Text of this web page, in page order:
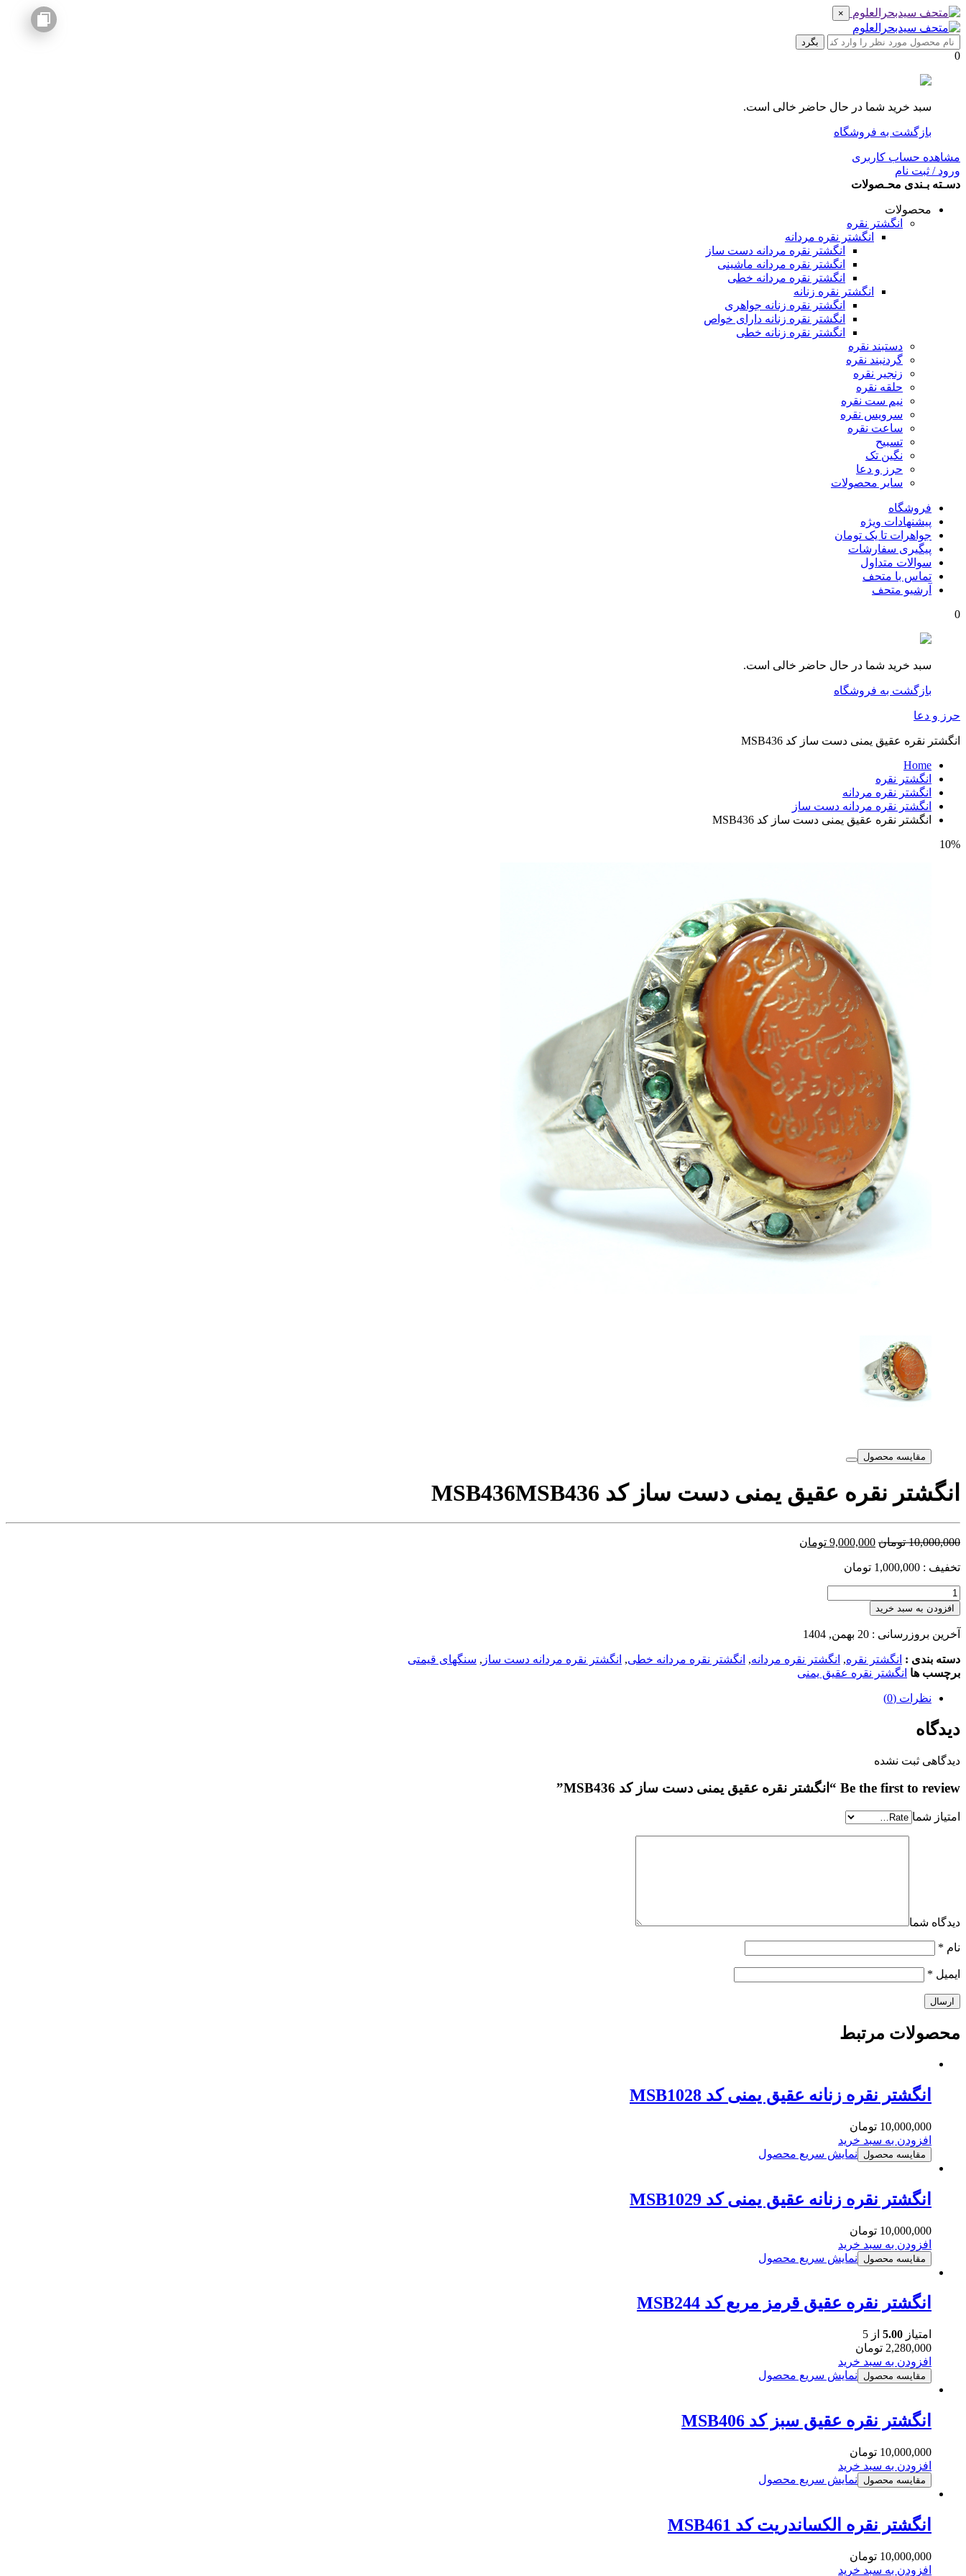
×
بگرد
0
سبد خرید شما در حال حاضر خالی است.
بازگشت به فروشگاه
مشاهده حساب کاربری
ورود / ثبت نام
دسـته بـندی محـصولات
محصولات
انگشتر نقره
انگشتر نقره مردانه
انگشتر نقره مردانه دست ساز
انگشتر نقره مردانه ماشینی
انگشتر نقره مردانه خطی
انگشتر نقره زنانه
انگشتر نقره زنانه جواهری
انگشتر نقره زنانه دارای خواص
انگشتر نقره زنانه خطی
دستبند نقره
گردنبند نقره
زنجیر نقره
حلقه نقره
نیم ست نقره
سرویس نقره
ساعت نقره
تسبیح
نگین تک
حرز و دعا
سایر محصولات
فروشگاه
پیشنهادات ویژه
جواهرات تا یک تومان
پیگیری سفارشات
سوالات متداول
تماس با متحف
آرشیو متحف
0
سبد خرید شما در حال حاضر خالی است.
بازگشت به فروشگاه
حرز و دعا
انگشتر نقره عقیق یمنی دست ساز کد MSB436
Home
انگشتر نقره
انگشتر نقره مردانه
انگشتر نقره مردانه دست ساز
انگشتر نقره عقیق یمنی دست ساز کد MSB436
10%
مقایسه محصول
انگشتر نقره عقیق یمنی دست ساز کد MSB436 MSB436
10,000,000 تومان 9,000,000 تومان
تخفیف : 1,000,000 تومان
افزودن به سبد خرید
آخرین بروزرسانی : 20 بهمن, 1404
دسته بندی : انگشتر نقره, انگشتر نقره مردانه, انگشتر نقره مردانه خطی, انگشتر نقره مردانه دست ساز , سنگهای قیمتی
برچسب ها انگشتر نقره عقیق یمنی
نظرات (0)
دیدگاه
دیدگاهی ثبت نشده
Be the first to review “انگشتر نقره عقیق یمنی دست ساز کد MSB436”
امتیاز شما
دیدگاه شما
نام *
ایمیل *
محصولات مرتبط
انگشتر نقره زنانه عقیق یمنی کد MSB1028
10,000,000 تومان
افزودن به سبد خرید
مقایسه محصول نمایش سریع محصول
انگشتر نقره زنانه عقیق یمنی کد MSB1029
10,000,000 تومان
افزودن به سبد خرید
مقایسه محصول نمایش سریع محصول
انگشتر نقره عقیق قرمز مربع کد MSB244
امتیاز 5.00 از 5
2,280,000 تومان
افزودن به سبد خرید
مقایسه محصول نمایش سریع محصول
انگشتر نقره عقیق سبز کد MSB406
10,000,000 تومان
افزودن به سبد خرید
مقایسه محصول نمایش سریع محصول
انگشتر نقره الکساندریت کد MSB461
10,000,000 تومان
افزودن به سبد خرید